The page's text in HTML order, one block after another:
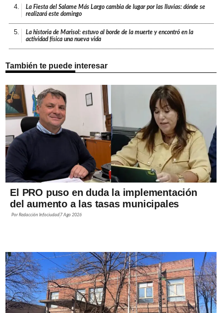
4.
La Fiesta del Salame Más Largo cambia de lugar por las lluvias: dónde se
realizará este domingo
5.
La historia de Marisol: estuvo al borde de la muerte y encontró en la
actividad física una nueva vida
También te puede interesar
El PRO puso en duda la implementación
del aumento a las tasas municipales
PorRedacción Infociudad 7 Ago 2026